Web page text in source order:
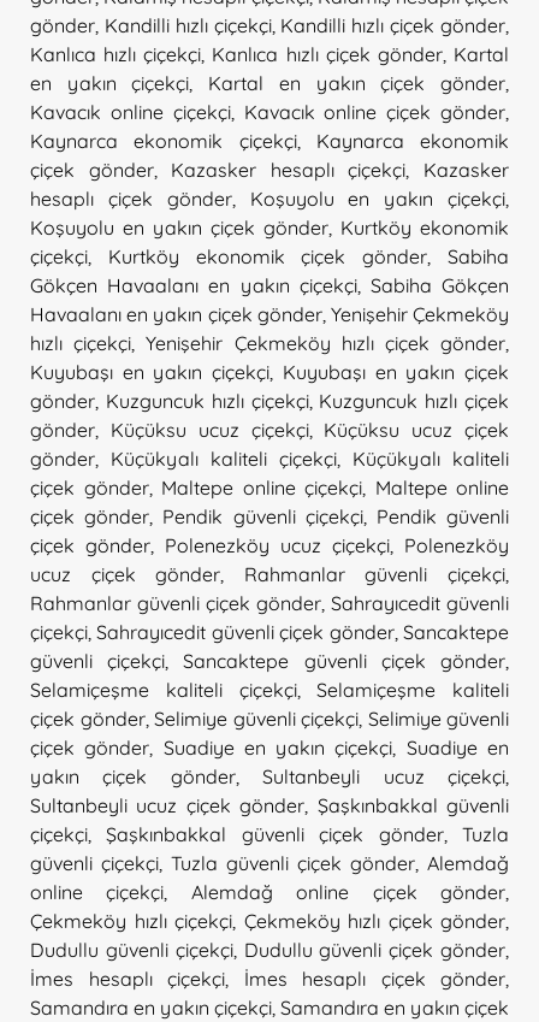
gönder Kandilli hızlı çiçekçi, Kandilli hızlı çiçek gönder
Kanlıca hızlı çiçekçi Kanlıca hızlı çiçek gönder, Kartal
en yakın çiçekçi
Kartal en yakın çiçek gönder
Kavacık online çiçekçi, Kavacık online çiçek gönder
Kaynarca ekonomik çiçekçi, Kaynarca ekonomik
çiçek gönder, Kazasker hesaplı çiçekçi
Kazasker
hesaplı çiçek gönder, Koşuyolu en yakın çiçekçi
Koşuyolu en yakın çiçek gönder Kurtköy ekonomik
çiçekçi
Kurtköy ekonomik çiçek gönder ,Sabiha
Gökçen Havaalanı en yakın çiçekçi, Sabiha Gökçen
Havaalanı en yakın çiçek gönder, Yenişehir Çekmeköy
hızlı çiçekçi ,Yenişehir Çekmeköy hızlı çiçek gönder
Kuyubaşı en yakın çiçekçi Kuyubaşı en yakın çiçek
gönder Kuzguncuk hızlı çiçekçi, Kuzguncuk hızlı çiçek
gönder
Küçüksu ucuz çiçekçi, Küçüksu ucuz çiçek
gönder
Küçükyalı kaliteli çiçekçi
Küçükyalı kaliteli
çiçek gönder, Maltepe online çiçekçi Maltepe online
çiçek gönder Pendik güvenli çiçekçi, Pendik güvenli
çiçek gönder
Polenezköy ucuz çiçekçi
Polenezköy
ucuz çiçek gönder
Rahmanlar güvenli çiçekçi
Rahmanlar güvenli çiçek gönder Sahrayıcedit güvenli
çiçekçi ,Sahrayıcedit güvenli çiçek gönder,Sancaktepe
güvenli çiçekçi ,Sancaktepe güvenli çiçek gönder
Selamiçeşme kaliteli çiçekçi,Selamiçeşme kaliteli
çiçek gönder, Selimiye güvenli çiçekçi Selimiye güvenli
çiçek gönder Suadiye en yakın çiçekçi Suadiye en
yakın çiçek gönder,Sultanbeyli ucuz çiçekçi
Sultanbeyli ucuz çiçek gönder Şaşkınbakkal güvenli
çiçekçi ,Şaşkınbakkal güvenli çiçek gönder,Tuzla
güvenli çiçekçi Tuzla güvenli çiçek gönder Alemdağ
online çiçekçi
Alemdağ online çiçek gönder
Çekmeköy hızlı çiçekçi Çekmeköy hızlı çiçek gönder
Dudullu güvenli çiçekçi, Dudullu güvenli çiçek gönder
İmes hesaplı çiçekçi
İmes hesaplı çiçek gönder
Samandıra en yakın çiçekçi Samandıra en yakın çiçek